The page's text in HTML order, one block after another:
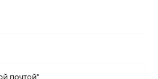
почтой"